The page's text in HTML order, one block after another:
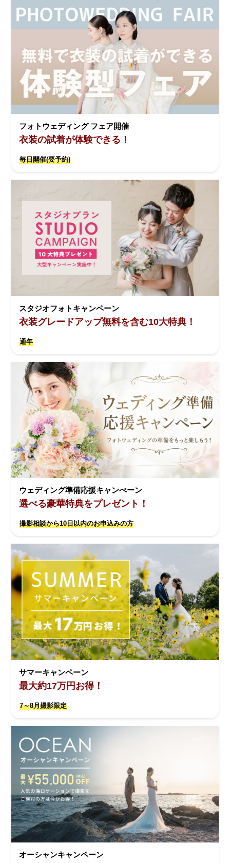
フォトウェディング フェア開催
衣装の試着が体験できる！
毎日開催(要予約)
スタジオフォトキャンペーン
衣装グレードアップ無料を含む10大特典！
通年
ウェディング準備応援キャンぺーン
選べる豪華特典をプレゼント！
撮影相談から10日以内のお申込みの方
サマーキャンペーン
最大約17万円お得！
7～8月撮影限定
オーシャンキャンペーン